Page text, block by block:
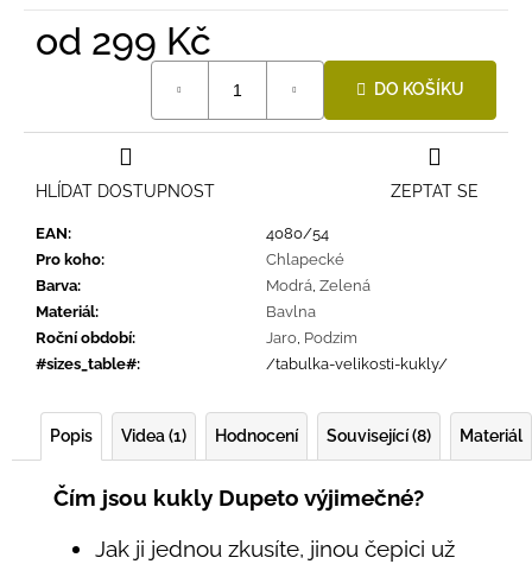
od 299 Kč
DO KOŠÍKU
EAN:
4080/54
Pro koho:
Chlapecké
Barva: Modrá Zelená
Materiál:
Bavlna
Roční období: Jaro Podzim
#sizes_table#: /tabulka-velikosti-kukly/
ZEPTAT SE
HLÍDAT DOSTUPNOST
Popis Videa (1) Hodnocení Související (8) Materiál
Čím jsou kukly Dupeto výjimečné?
Jak ji jednou zkusíte, jinou čepici už